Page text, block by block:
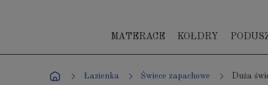
MATERACE KOŁDRY
Łazienka Świece zapachowe Duża